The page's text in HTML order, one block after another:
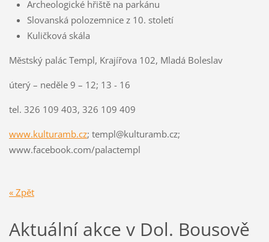
Archeologické hřiště na parkánu
Slovanská polozemnice z 10. století
Kuličková skála
Městský palác Templ, Krajířova 102, Mladá Boleslav
úterý – neděle 9 – 12; 13 - 16
tel. 326 109 403, 326 109 409
www.kulturamb.cz; templ@kulturamb.cz;
www.facebook.com/palactempl
« Zpět
Aktuální akce v Dol. Bousově